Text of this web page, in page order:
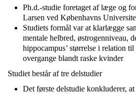
Ph.d.-studie foretaget af læge og
Larsen ved Københavns
Studiets formål var at klarlægge
mentale helbred, østrogenniveau,
hippocampus’ størrelse i relation
overgange blandt raske kvinder
Studiet består af tre delstudier
Det første delstudie konkluderer,